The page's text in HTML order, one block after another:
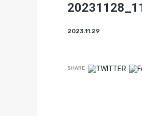
2023.11.29
SHARE